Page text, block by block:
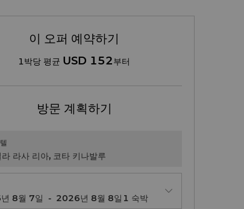
이 오퍼 예약하기
1박당 평균 USD 152부터
방문 계획하기
라사 리아, 코타 키나발루
- 1 숙박